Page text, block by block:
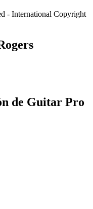
- International Copyright
de Guitar Pro